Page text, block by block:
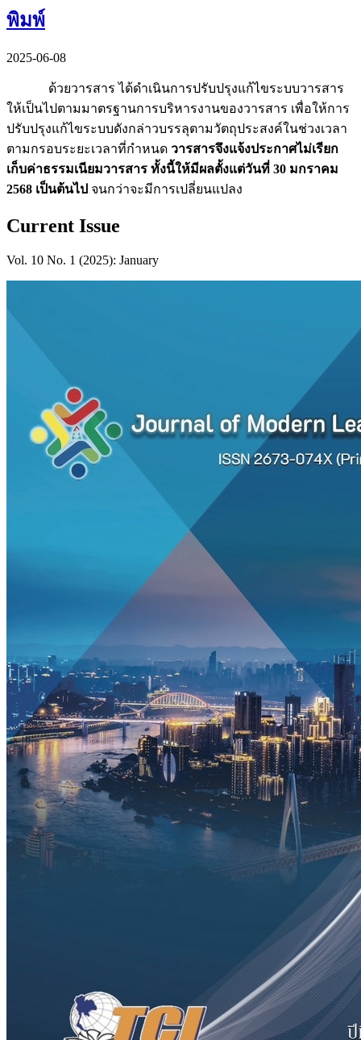
พิมพ์
2025-06-08
ด้วยวารสาร ได้ดำเนินการปรับปรุงแก้ไขระบบวารสาร
ให้เป็นไปตามมาตรฐานการบริหารงานของวารสาร เพื่อให้การ
ปรับปรุงแก้ไขระบบดังกล่าวบรรลุตามวัตถุประสงค์ในช่วงเวลา
ตามกรอบระยะเวลาที่กำหนด วารสารจึงแจ้งประกาศไม่เรียก
เก็บค่าธรรมเนียมวารสาร ทั้งนี้ให้มีผลตั้งแต่วันที่ 30 มกราคม
2568 เป็นต้นไป จนกว่าจะมีการเปลี่ยนแปลง
Current Issue
Vol. 10 No. 1 (2025): January